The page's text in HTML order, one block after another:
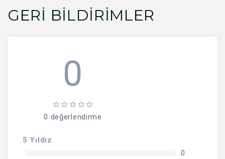
GERI BILDIRIMLER
0
0 değerlendirme
5 Yıldız
0